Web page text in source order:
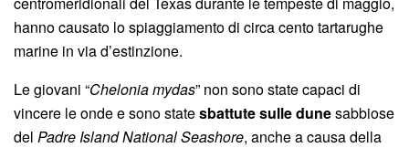
hanno causato lo spiaggiamento di circa cento tartarughe
marine in via d’estinzione.
Le giovani “Chelonia mydas” non sono state capaci di
vincere le onde e sono statesbattute sulle dunesabbiose
del Padre Island National Seashore, anche a causa della